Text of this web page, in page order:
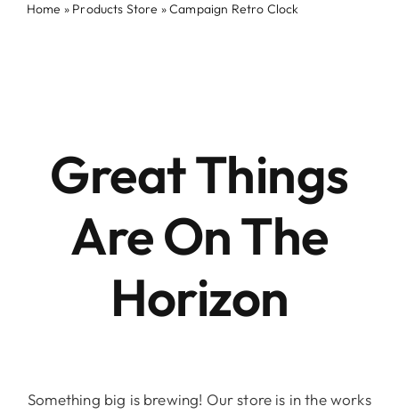
Home » Products Store »Campaign Retro Clock
Great Things
Are On The
Horizon
Something big is brewing! Our store is in the works